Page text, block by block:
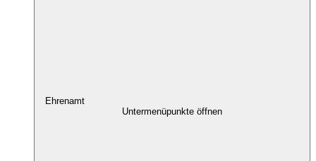
Ehrenamt
Untermenüpunkte öffnen